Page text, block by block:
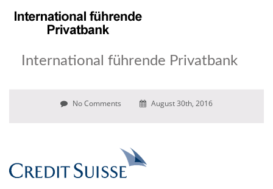
International führende Privatbank
No Comments August 30th, 2016